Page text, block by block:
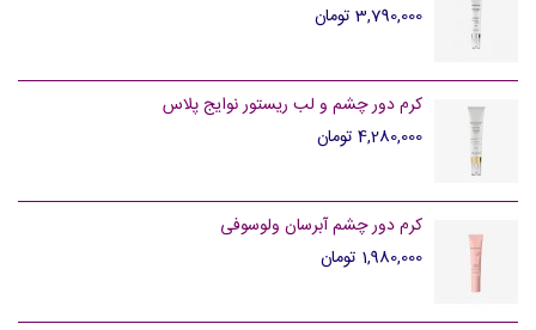
3,790,000 تومان
کرم دور چشم و لب ریستور نوایج پلاس
4,280,000 تومان
کرم دور چشم آبرسان ولوسوفی
1,980,000 تومان